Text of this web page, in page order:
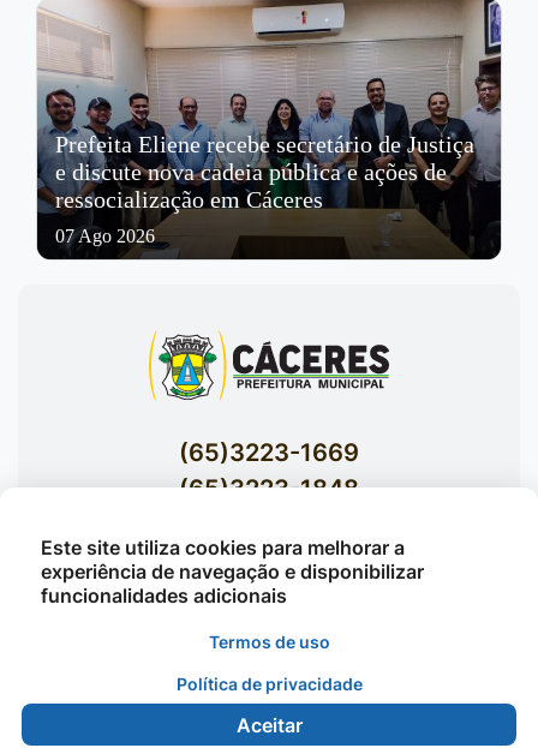
Prefeita Eliene recebe secretário de Justiça
e discute nova cadeia pública e ações de
ressocialização em Cáceres
07 Ago 2026
(65)3223-1669
(65)3223-1848
Av. Brasil nº 119 Bairro Jardim Celeste -
Cáceres
©2026 - Prefeitura Municipal de Cáceres - Todos os
direitos reservados
Este site utiliza cookies para melhorar a
experiência de navegação e disponibilizar
funcionalidades adicionais
Termos de uso
Política de privacidade
Aceitar